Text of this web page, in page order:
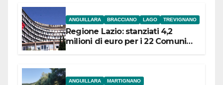
ANGUILLARA BRACCIANO LAGO TREVIGNANO
Regione Lazio: stanziati 4,2
milioni di euro per i 22 Comuni
ANGUILLARA MARTIGNANO